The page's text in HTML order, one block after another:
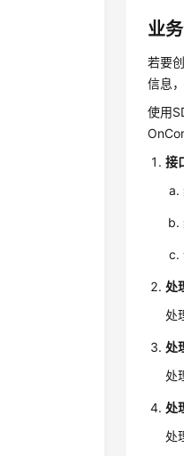
业
若要
信息
使用
接
处
处
处
处
处
处